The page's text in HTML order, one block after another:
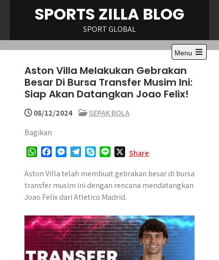
SPORTS ZILLA BLOG
SPORT GLOBAL
Menu
Open
menu
Aston Villa Melakukan Gebrakan
Besar Di Bursa Transfer Musim Ini:
Siap Akan Datangkan Joao Felix!
08/12/2024
SEPAK BOLA
Bagikan
W
a
t
s
p
p
c
e
b
o
k
s
s
e
g
e
r
l
e
g
a
m
y
p
e
n
e
Share
Aston Villa telah membuat gebrakan besar di bursa
transfer musim ini dengan rencana mendatangkan
Joao Felix dari Atletico Madrid.